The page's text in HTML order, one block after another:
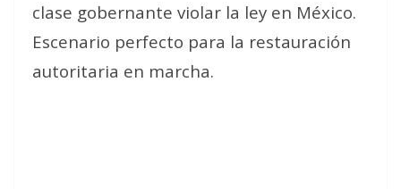
clase gobernante violar la ley en México.
Escenario perfecto para la restauración
autoritaria en marcha.